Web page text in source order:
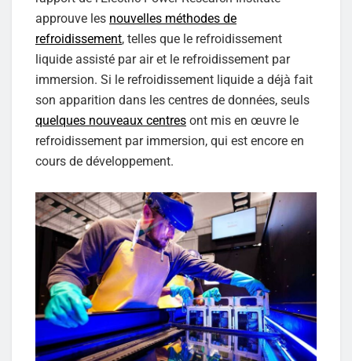
approuve les nouvelles méthodes de
refroidissement, telles que le refroidissement
liquide assisté par air et le refroidissement par
immersion. Si le refroidissement liquide a déjà fait
son apparition dans les centres de données, seuls
quelques nouveaux centres ont mis en œuvre le
refroidissement par immersion, qui est encore en
cours de développement.